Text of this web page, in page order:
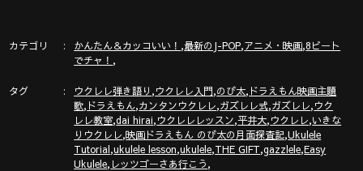
http://www.gazzlele.com/
カテゴリ かんたん＆カッコいい！ ,最新のJ-POP,アニメ・映画,8ビート
でチャ！ ,
タグ ウクレレ弾き語り ,ウクレレ入門,のび太, ドラえもん映画主題
歌, ドラえもん,カンタンウクレレ,ガズレレ式,ガズレレ,ウク
レレ教室,dai hirai,ウクレレレッスン,平井大,ウクレレ,いきな
りウクレレ,映画ドラえもん のび太の月面探査記,Ukulele
Tutorial,ukulele lesson,ukulele,THE GIFT,gazzlele,Easy
Ukulele, レッツゴーさあ行こう,